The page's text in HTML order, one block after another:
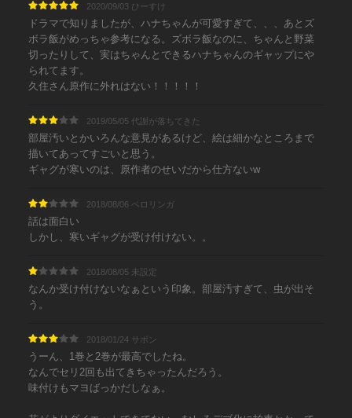
2020/09/03 ひーすけ
ドラマで知りましたが、ハナちゃんが可愛すぎて、、、あとズ
ボラ飯がめっちゃ参考になる。ズボラ飯なのに、ちゃんと野菜
切ったりして、実はちゃんとできるハナちゃんのギャップにや
られてます。
久住さん原作に外れはない！！！！！
2019/05/05 代謝が落ちてきた
部屋汚いとかいろんな意見があるけど、絵は細かなところまで
描いてあってすごいと思う。
ギャグが寒いのは、原作者のせいだから仕方ないw
2018/08/06 ベロリンガ
話は面白い
しかし、寒いギャグが受け付けない。。
2018/08/05 未設定
なんか受け付けないなぁという印象。部屋汚すぎて、虫が出そ
う。
2018/01/24 サボン
うーん、1巻と2巻が最高でしたね。
なんでセリ2回も出てきちゃったんだろう。
味付けもマヨばっかだしなぁ。